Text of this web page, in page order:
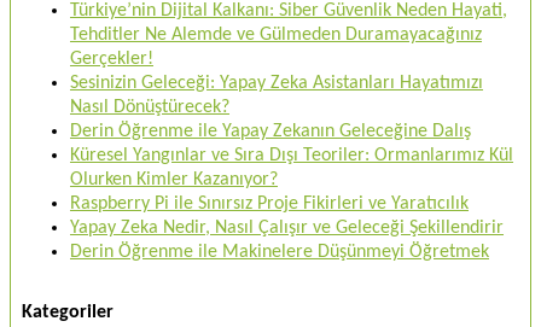
Türkiye’nin Dijital Kalkanı: Siber Güvenlik Neden Hayati,
Tehditler Ne Alemde ve Gülmeden Duramayacağınız
Gerçekler!
Sesinizin Geleceği: Yapay Zeka Asistanları Hayatımızı
Nasıl Dönüştürecek?
Derin Öğrenme ile Yapay Zekanın Geleceğine Dalış
Küresel Yangınlar ve Sıra Dışı Teoriler: Ormanlarımız Kül
Olurken Kimler Kazanıyor?
Raspberry Pi ile Sınırsız Proje Fikirleri ve Yaratıcılık
Yapay Zeka Nedir, Nasıl Çalışır ve Geleceği Şekillendirir
Derin Öğrenme ile Makinelere Düşünmeyi Öğretmek
Kategoriler